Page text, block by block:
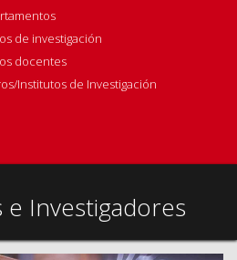
de investigación
docentes
Institutos de Investigación
Investigadores